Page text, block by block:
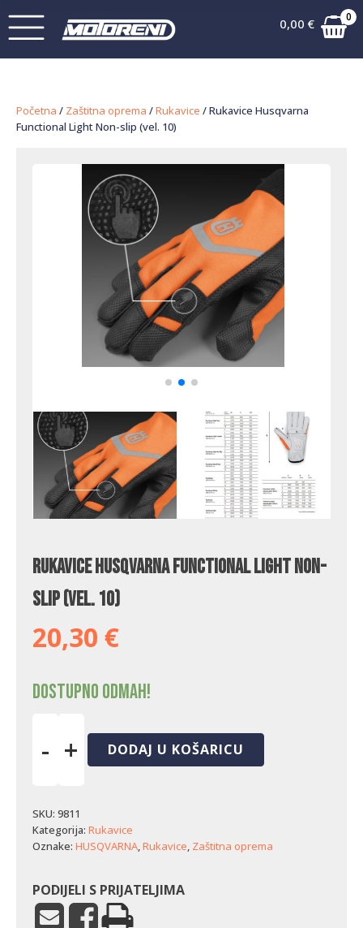
0,00 € 0
Početna / Zaštitna oprema /Rukavice / Rukavice Husqvarna
Functional Light Non-slip (vel. 10)
Rukavice Husqvarna Functional Light Non-
slip (vel. 10)
20,30 €
Dostupno odmah!
-
Light
Non-
slip
količina
+ DODAJ U KOŠARICU
SKU: 9811
Kategorija: Rukavice
Oznake: HUSQVARNA,Rukavice, Zaštitna oprema
PODIJELI S PRIJATELJIMA